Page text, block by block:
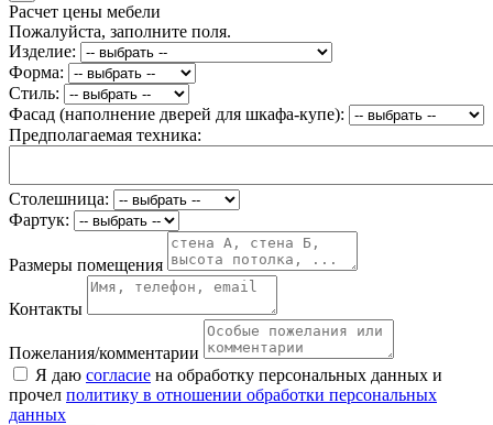
Расчет цены мебели
Пожалуйста, заполните поля.
Изделие:
Форма:
Стиль:
Фасад (наполнение дверей для шкафа-купе):
Предполагаемая техника:
Столешница:
Фартук:
Размеры помещения
Контакты
Пожелания/комментарии
Я даю согласие на обработку персональных данных и
прочел политику в отношении обработки персональных
данных